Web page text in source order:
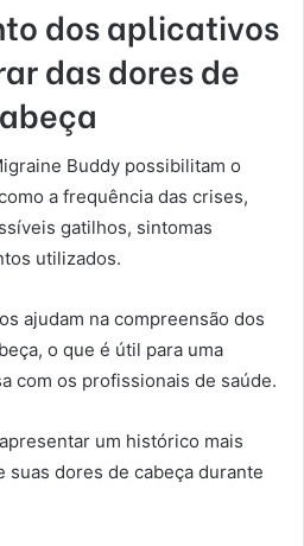
dos aplicativos
das dores de
Buddy possibilitam o
a frequência das crises,
gatilhos, sintomas
utilizados.
ajudam na compreensão dos
o que é útil para uma
com os profissionais de saúde.
um histórico mais
dores de cabeça durante